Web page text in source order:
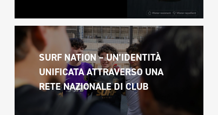
SURF NATION – UN’IDENTITÀ
UNIFICATA ATTRAVERSO UNA
RETE NAZIONALE DI CLUB